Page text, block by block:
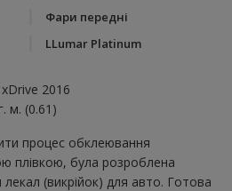
Фари передні
LLumar Platinum
2016
м. (0.61)
процес обклеювання
плівкою, була розроблена
(викрійок) для авто. Готова